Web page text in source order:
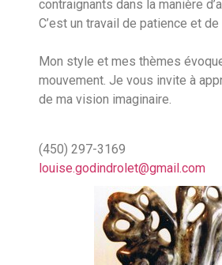
contraignants dans la manière
C’est un travail de patience et
Mon style et mes thèmes
mouvement. Je vous invite à
de ma vision imaginaire.
(450) 297-3169
louise.godindrolet@gmail.com